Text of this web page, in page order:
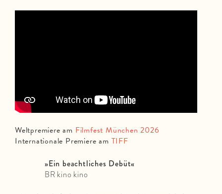
Weltpremiere am Filmfest München 2026
Internationale Premiere am TIFF
»Ein beachtliches Debüt«
BR kino kino